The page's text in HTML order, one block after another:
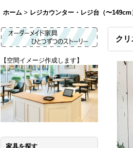
ホーム > レジカウンター・レジ台（〜149cm
【空間イメージ作成します】
家具を探す
ク